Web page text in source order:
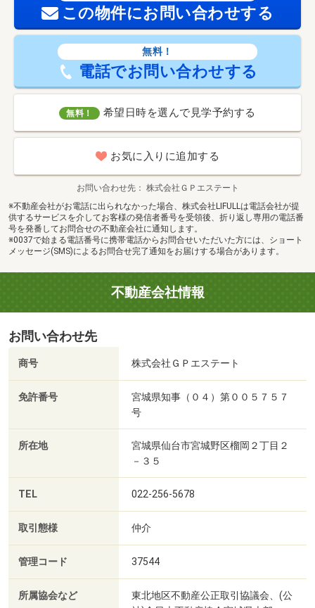
この物件にお問い合わせする
無料！
電話でお問い合わせする
無料！ 希望日時を選んで見学予約する
お気に入りに追加する
お問い合わせ先
株式会社ＧＰエステート
※不動産会社がお電話に出られなかった場合、株式会社LIFULLは電話会社が提
供するサービスを介してお客様の発信者番号を受領後、折り返し専用の電話番
号を発番してお問合せの不動産会社に通知します。
※0037で始まる電話番号に携帯電話からお問合せいただいた方には、ショート
メッセージ(SMS)によるお問合せ完了通知をお届けする場合があります。
不動産会社情報
お問い合わせ先
商号 株式会社ＧＰエステート
免許番号
宮城県知事（０４）第００５７５７
号
所在地
宮城県仙台市宮城野区榴岡２丁目２
－３５
TEL 022-256-5678
取引態様 仲介
管理コード 37544
所属協会など
東北地区不動産公正取引協議会、(公